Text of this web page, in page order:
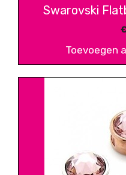
Swarovski
Toevoegen